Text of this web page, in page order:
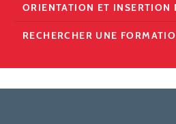
ORIENTATION ET INSERTION
RECHERCHER UNE